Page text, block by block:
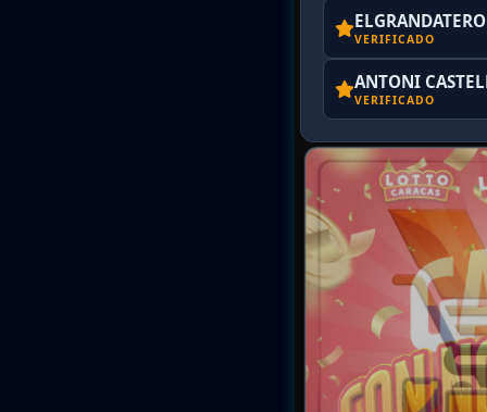
VERIFICADO
ANTONI
VERIFICADO